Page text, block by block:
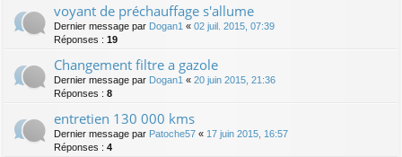
voyant de préchauffage s'allume
Dernier message par Dogan1 « 02 juil. 2015, 07:39
Réponses : 19
Changement filtre a gazole
Dernier message par Dogan1 « 20 juin 2015, 21:36
Réponses : 8
entretien 130 000 kms
Dernier message par Patoche57 « 17 juin 2015, 16:57
Réponses : 4